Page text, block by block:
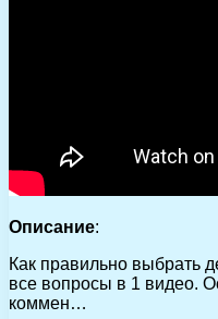
Описание:
Как правильно выбрать
все вопросы в 1 видео.
коммен…